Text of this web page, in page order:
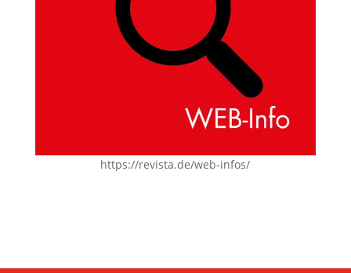
https://revista.de/web-infos/